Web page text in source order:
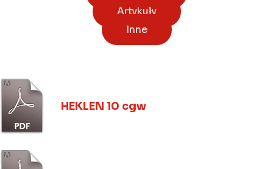
Artykuły
Inne
HEKLEN 10 cgw